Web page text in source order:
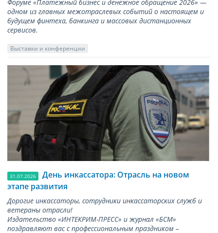
Форуме «Платежный бизнес и денежное обращение 2026» —
одном из главных межотраслевых событий о настоящем и
будущем финтеха, банкинга и массовых дистанционных
сервисов.
Выставки и конференции
31.07.2026
День инкассатора: Отрасль на новом
этапе развития
Дорогие инкассаторы, сотрудники инкассаторских служб и
ветераны отрасли!
Издательство «ИНТЕКРИМ-ПРЕСС» и журнал «БСМ»
поздравляют вас с профессиональным праздником –